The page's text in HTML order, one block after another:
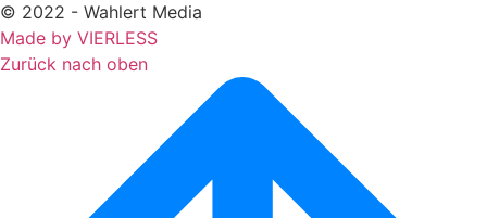
© 2022 - Wahlert Media
Made by VIERLESS
Zurück nach oben